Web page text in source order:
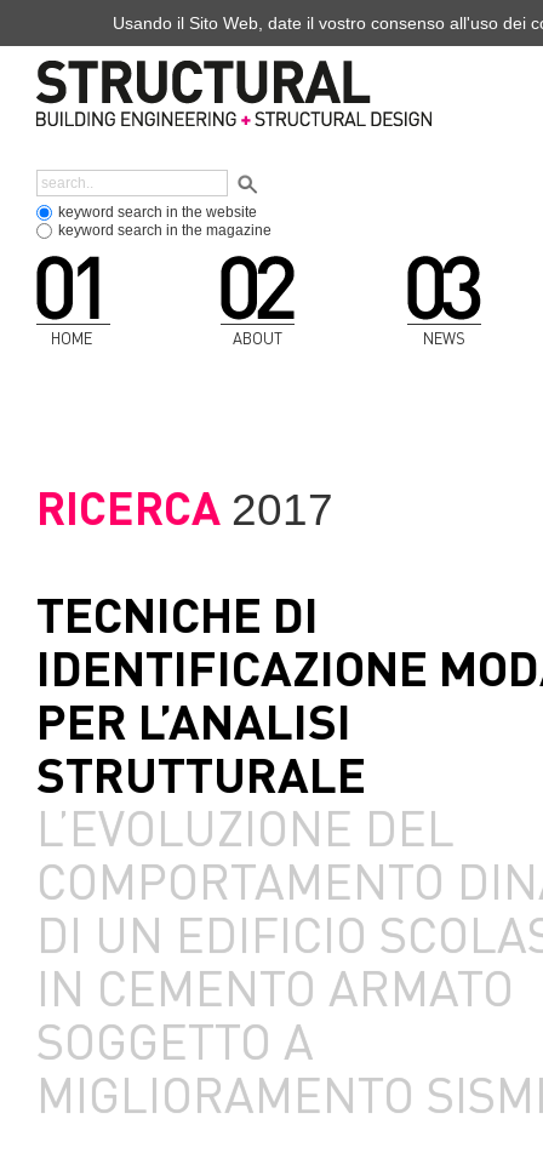
keyword search in the website
keyword search in the magazine
HOME ABOUT NEWS
RICERCA 2017
TECNICHE DI
IDENTIFICAZIONE
PER L’ANALISI
STRUTTURALE
L’EVOLUZIONE DEL
COMPORTAMENTO
DI UN EDIFICIO
IN CEMENTO ARMATO
SOGGETTO A
MIGLIORAMENTO
Usando il Sito Web, date il vostro consenso all'uso